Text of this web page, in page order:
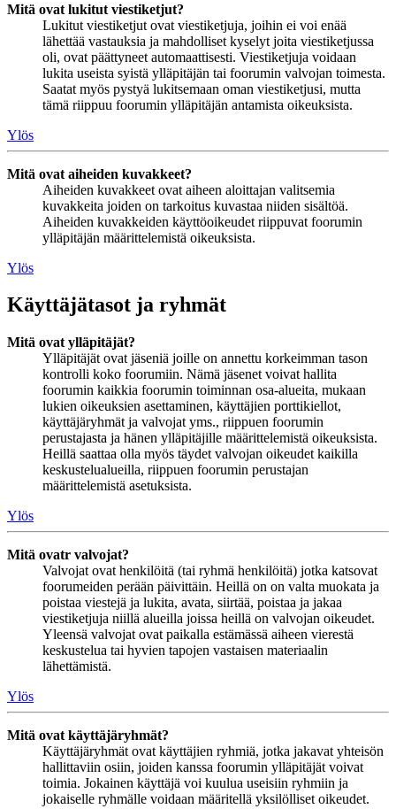
Mitä ovat lukitut viestiketjut?
Lukitut viestiketjut ovat viestiketjuja, joihin ei voi enää
lähettää vastauksia ja mahdolliset kyselyt joita viestiketjussa
oli, ovat päättyneet automaattisesti. Viestiketjuja voidaan
lukita useista syistä ylläpitäjän tai foorumin valvojan toimesta.
Saatat myös pystyä lukitsemaan oman viestiketjusi, mutta
tämä riippuu foorumin ylläpitäjän antamista oikeuksista.
Ylös
Mitä ovat aiheiden kuvakkeet?
Aiheiden kuvakkeet ovat aiheen aloittajan valitsemia
kuvakkeita joiden on tarkoitus kuvastaa niiden sisältöä.
Aiheiden kuvakkeiden käyttöoikeudet riippuvat foorumin
ylläpitäjän määrittelemistä oikeuksista.
Ylös
Käyttäjätasot ja ryhmät
Mitä ovat ylläpitäjät?
Ylläpitäjät ovat jäseniä joille on annettu korkeimman tason
kontrolli koko foorumiin. Nämä jäsenet voivat hallita
foorumin kaikkia foorumin toiminnan osa-alueita, mukaan
lukien oikeuksien asettaminen, käyttäjien porttikiellot,
käyttäjäryhmät ja valvojat yms., riippuen foorumin
perustajasta ja hänen ylläpitäjille määrittelemistä oikeuksista.
Heillä saattaa olla myös täydet valvojan oikeudet kaikilla
keskustelualueilla, riippuen foorumin perustajan
määrittelemistä asetuksista.
Ylös
Mitä ovatr valvojat?
Valvojat ovat henkilöitä (tai ryhmä henkilöitä) jotka katsovat
foorumeiden perään päivittäin. Heillä on on valta muokata ja
poistaa viestejä ja lukita, avata, siirtää, poistaa ja jakaa
viestiketjuja niillä alueilla joissa heillä on valvojan oikeudet.
Yleensä valvojat ovat paikalla estämässä aiheen vierestä
keskustelua tai hyvien tapojen vastaisen materiaalin
lähettämistä.
Ylös
Mitä ovat käyttäjäryhmät?
Käyttäjäryhmät ovat käyttäjien ryhmiä, jotka jakavat yhteisön
hallittaviin osiin, joiden kanssa foorumin ylläpitäjät voivat
toimia. Jokainen käyttäjä voi kuulua useisiin ryhmiin ja
jokaiselle ryhmälle voidaan määritellä yksilölliset oikeudet.